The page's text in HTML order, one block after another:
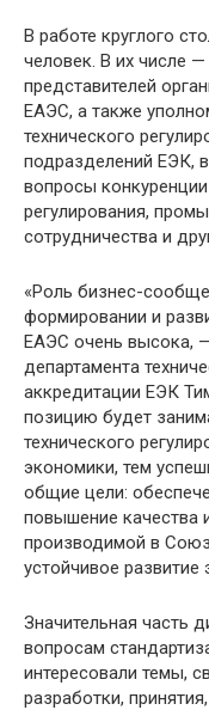
В работе круглого
человек. В их числе
представителей
ЕАЭС, а также
технического
подразделений ЕЭК,
вопросы
регулирования,
сотрудничества и
«Роль бизнес-
формировании и
ЕАЭС очень высока,
департамента
аккредитации ЕЭК
позицию будет
технического
экономики, тем
общие цели:
повышение качества
производимой в
устойчивое развитие
Значительная часть
вопросам
интересовали темы,
разработки,